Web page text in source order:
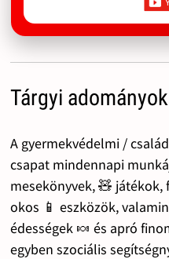
Tárgyi adományok
A gyermekvédelmi /
csapat mindennapi
mesekönyvek, 🧸
okos 📱 eszközök,
édességek 🍬 és apró
egyben szociális